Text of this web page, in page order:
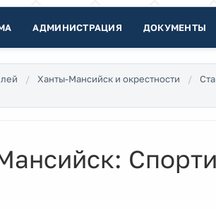
АДМИНИСТРАЦИЯ ДОКУМЕНТЫ
Ханты-Мансийск и окрестности